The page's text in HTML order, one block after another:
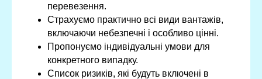
перевезення.
Страхуємо практично всі види вантажів,
включаючи небезпечні і особливо цінні.
Пропонуємо індивідуальні умови для
конкретного випадку.
Список ризиків, які будуть включені в